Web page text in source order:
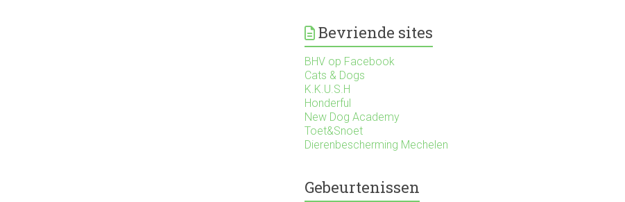
Bevriende sites
BHV op Facebook
Cats & Dogs
K.K.U.S.H
Honderful
New Dog Academy
Toet&Snoet
Dierenbescherming Mechelen
Gebeurtenissen